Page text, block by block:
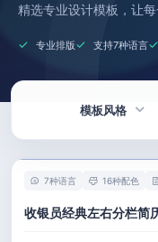
AI 优化简历
AI 翻译简历
AI 诊断简历
AI 模拟面试
AI 职场工具 New
简历模板
精选专业设计模板，让每
专业排版 支持7种语言
模板风格
简洁
应届生
产品 / 设计
金融 / 汽车
7种语言 16种配色
收银员经典左右分栏简